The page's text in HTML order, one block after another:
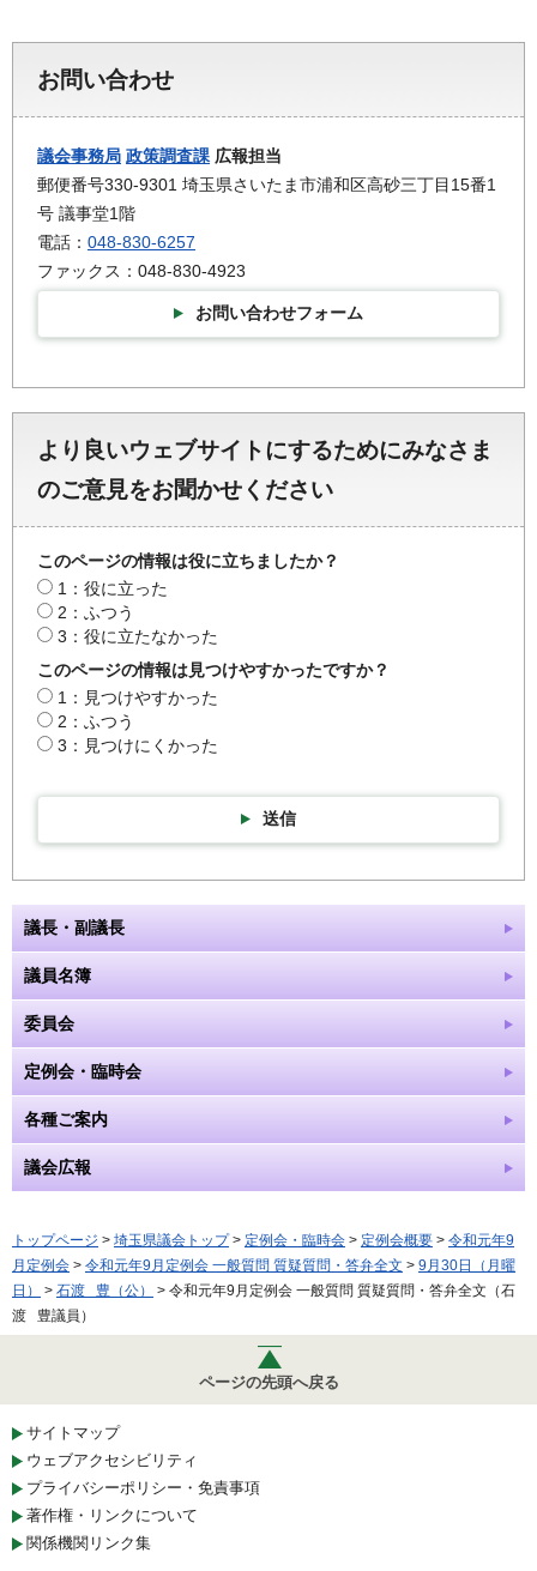
お問い合わせ
議会事務局 政策調査課 広報担当
郵便番号330-9301 埼玉県さいたま市浦和区高砂三丁目15番1
号 議事堂1階
電話： 048-830-6257
ファックス：048-830-4923
お問い合わせフォーム
より良いウェブサイトにするためにみなさま
のご意見をお聞かせください
このページの情報は役に立ちましたか？
1：役に立った
2：ふつう
3：役に立たなかった
このページの情報は見つけやすかったですか？
1：見つけやすかった
2：ふつう
3：見つけにくかった
送信
議長・副議長
議員名簿
委員会
定例会・臨時会
各種ご案内
議会広報
トップページ > 埼玉県議会トップ> 定例会・臨時会 > 定例会概要 > 令和元年9
月定例会 > 令和元年9月定例会 一般質問 質疑質問・答弁全文 > 9月30日（月曜
日）
> 石渡 豊（公）
> 令和元年9月定例会 一般質問 質疑質問・答弁全文（石
渡 豊議員）
ページの先頭へ戻る
サイトマップ
ウェブアクセシビリティ
プライバシーポリシー・免責事項
著作権・リンクについて
関係機関リンク集